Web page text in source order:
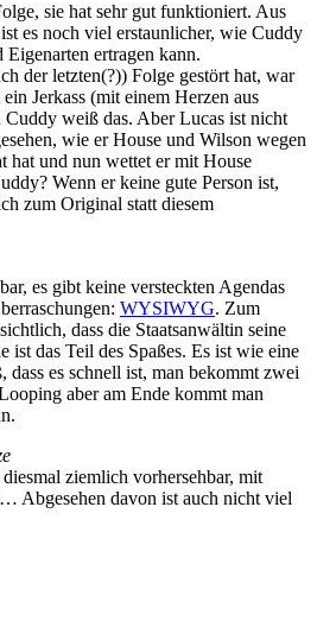
sie hat sehr gut funktioniert. Aus
es noch viel erstaunlicher, wie Cuddy
ertragen kann.
der letzten(?)) Folge gestört hat, war
Jerkass (mit einem Herzen aus
weiß das. Aber Lucas ist nicht
wie er House und Wilson wegen
hat und nun wettet er mit House
Wenn er keine gute Person ist,
zum Original statt diesem
es gibt keine versteckten Agendas
WYSIWYG. Zum
dass die Staatsanwältin seine
ist das Teil des Spaßes. Es ist wie eine
es schnell ist, man bekommt zwei
aber am Ende kommt man
ziemlich vorhersehbar, mit
Abgesehen davon ist auch nicht viel